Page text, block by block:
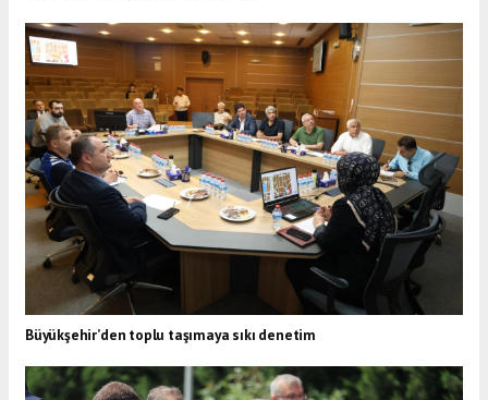
Büyükşehir’den toplu taşımaya sıkı denetim